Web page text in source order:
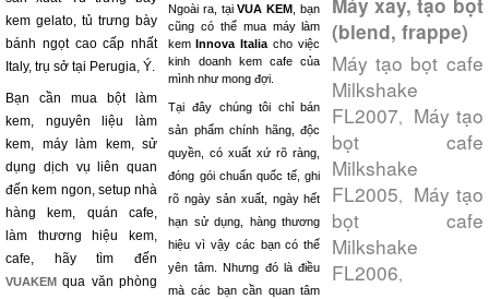
kem gelato, tủ trưng bày
bánh ngọt cao cấp nhất
Italy, trụ sở tại Perugia, Ý.
Bạn cần mua bột làm
kem, nguyên liệu làm
kem, máy làm kem, sử
dụng dịch vụ liên quan
đến kem ngon, setup nhà
hàng kem, quán cafe,
làm thương hiệu kem,
cafe, hãy tìm đến
VUAKEM qua văn phòng
Ngoài ra, tạiVUA KEM
, bạn
cũng có thể mua máy làm
kem Innova Italia cho việc
kinh doanh kem cafe của
mình như mong đợi.
Tại đây chúng tôi chỉ bán
sản phẩm chính hãng, độc
quyền, có xuất xứ rõ ràng,
đóng gói chuẩn quốc tế, ghi
rõ ngày sản xuất, ngày hết
hạn sử dụng, hàng thương
hiệu vì vậy các bạn có thể
yên tâm. Nhưng đó là điều
mà các bạn cần quan tâm
Máy xay, tạo bọt
(blend, frappe)
Máy tạo bọt cafe
Milkshake
FL2007, Máy tạo
bọt cafe
Milkshake
FL2005, Máy tạo
bọt cafe
Milkshake
FL2006,